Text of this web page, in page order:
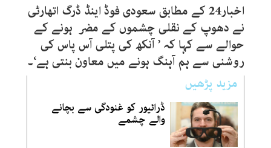
اخبار24 کے مطابق سعودی فوڈ اینڈ ڈرگ اتھارٹی
نے دھوپ کے نقلی چشموں کے مضر ہونے کے
حوالے سے کہا کہ ’ آنکھ کی پتلی آس پاس کی
روشنی سے ہم آہنگ ہونے میں معاون بنتی ہے‘۔
مزید پڑھیں
ڈرائیور کو غنودگی سے بچانے
والے چشمے